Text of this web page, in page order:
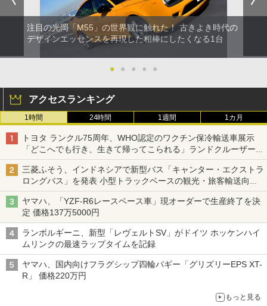
注目の光岡「M55」の世界観に触れた！ 古きよき時代の
デザインエッセンスを再現した相棒にしたくなる1台
● ● ● ● ●
アクセスランキング
1時間 24時間 1週間 1カ月
トヨタ ランクル75周年、WHO認定のワクチン保冷輸送車展示
「どこへでも行き、生きて帰ってこられる」ランドクルーザーで
命をつなぐ
三菱ふそう、インドネシアで新型バス「キャンター・エクストラ
ロングバス」を発表 小型トラックベースの観光・旅客輸送向け
バス
ヤマハ、「YZF-R6レースベース車」現オーダーで生産終了を決
定 価格137万5000円
ランボルギーニ、新型「レヴェルトSV」がドイツ ホッケンハイ
ムリンクの最速ラップタイムを記録
ヤマハ、国内向けフラグシップ四輪バギー「グリズリーEPS XT-
R」 価格220万円
もっと見る